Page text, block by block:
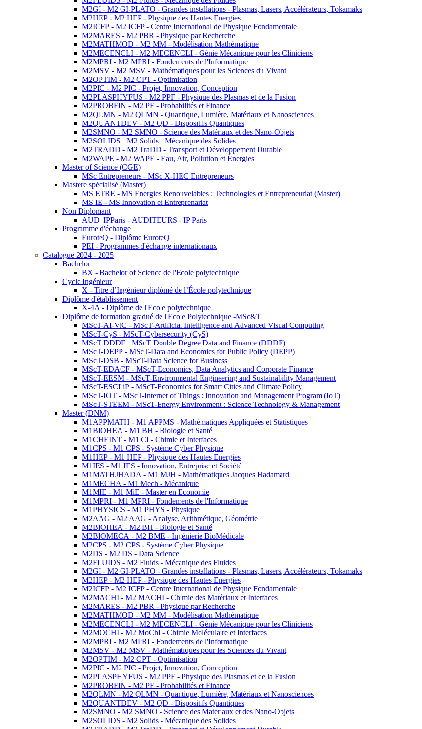
M2GI - M2 GI-PLATO - Grandes installations - Plasmas, Lasers, Accélérateurs, Tokamaks
M2HEP - M2 HEP - Physique des Hautes Energies
M2ICFP - M2 ICFP - Centre International de Physique Fondamentale
M2MARES - M2 PBR - Physique par Recherche
M2MATHMOD - M2 MM - Modélisation Mathématique
M2MECENCLI - M2 MECENCLI - Génie Mécanique pour les Cliniciens
M2MPRI - M2 MPRI - Fondements de l'Informatique
M2MSV - M2 MSV - Mathématiques pour les Sciences du Vivant
M2OPTIM - M2 OPT - Optimisation
M2PIC - M2 PIC - Projet, Innovation, Conception
M2PLASPHYFUS - M2 PPF - Physique des Plasmas et de la Fusion
M2PROBFIN - M2 PF - Probabilités et Finance
M2QLMN - M2 QLMN - Quantique, Lumière, Matériaux et Nanosciences
M2QUANTDEV - M2 QD - Dispositifs Quantiques
M2SMNO - M2 SMNO - Science des Matériaux et des Nano-Objets
M2SOLIDS - M2 Solids - Mécanique des Solides
M2TRADD - M2 TraDD - Transport et Développement Durable
M2WAPE - M2 WAPE - Eau, Air, Pollution et Énergies
Master of Science (CGE)
MSc Entrepreneurs - MSc X-HEC Entrepreneurs
Mastère spécialisé (Master)
MS ETRE - MS Energies Renouvelables : Technologies et Entrepreneuriat (Master)
MS IE - MS Innovation et Entreprenariat
Non Diplomant
AUD_IPParis - AUDITEURS - IP Paris
Programme d'échange
EuroteQ - Diplôme EuroteQ
PEI - Programmes d'échange internationaux
Catalogue 2024 - 2025
Bachelor
BX - Bachelor of Science de l'Ecole polytechnique
Cycle Ingénieur
X - Titre d’Ingénieur diplômé de l’École polytechnique
Diplôme d'établissement
X-4A - Diplôme de l'Ecole polytechnique
Diplôme de formation gradué de l'Ecole Polytechnique -MSc&T
MScT-AI-ViC - MScT-Artificial Intelligence and Advanced Visual Computing
MScT-CyS - MScT-Cybersecurity (CyS)
MScT-DDDF - MScT-Double Degree Data and Finance (DDDF)
MScT-DEPP - MScT-Data and Economics for Public Policy (DEPP)
MScT-DSB - MScT-Data Science for Business
MScT-EDACF - MScT-Economics, Data Analytics and Corporate Finance
MScT-EESM - MScT-Environmental Engineering and Sustainability Management
MScT-ESCLiP - MScT-Economics for Smart Cities and Climate Policy
MScT-IOT - MScT-Internet of Things : Innovation and Management Program (IoT)
MScT-STEEM - MScT-Energy Environment : Science Technology & Management
Master (DNM)
M1APPMATH - M1 APPMS - Mathématiques Appliquées et Statistiques
M1BIOHEA - M1 BH - Biologie et Santé
M1CHEINT - M1 CI - Chimie et Interfaces
M1CPS - M1 CPS - Système Cyber Physique
M1HEP - M1 HEP - Physique des Hautes Energies
M1IES - M1 IES - Innovation, Entreprise et Société
M1MATHJHADA - M1 MJH - Mathématiques Jacques Hadamard
M1MECHA - M1 Mech - Mécanique
M1MIE - M1 MiE - Master en Economie
M1MPRI - M1 MPRI - Fondements de l'Informatique
M1PHYSICS - M1 PHYS - Physique
M2AAG - M2 AAG - Analyse, Arithmétique, Géométrie
M2BIOHEA - M2 BH - Biologie et Santé
M2BIOMECA - M2 BME - Ingénierie BioMédicale
M2CPS - M2 CPS - Système Cyber Physique
M2DS - M2 DS - Data Science
M2FLUIDS - M2 Fluids - Mécanique des Fluides
M2GI - M2 GI-PLATO - Grandes installations - Plasmas, Lasers, Accélérateurs, Tokamaks
M2HEP - M2 HEP - Physique des Hautes Energies
M2ICFP - M2 ICFP - Centre International de Physique Fondamentale
M2MACHI - M2 MACHI - Chimie des Matériaux et Interfaces
M2MARES - M2 PBR - Physique par Recherche
M2MATHMOD - M2 MM - Modélisation Mathématique
M2MECENCLI - M2 MECENCLI - Génie Mécanique pour les Cliniciens
M2MOCHI - M2 MoChI - Chimie Moléculaire et Interfaces
M2MPRI - M2 MPRI - Fondements de l'Informatique
M2MSV - M2 MSV - Mathématiques pour les Sciences du Vivant
M2OPTIM - M2 OPT - Optimisation
M2PIC - M2 PIC - Projet, Innovation, Conception
M2PLASPHYFUS - M2 PPF - Physique des Plasmas et de la Fusion
M2PROBFIN - M2 PF - Probabilités et Finance
M2QLMN - M2 QLMN - Quantique, Lumière, Matériaux et Nanosciences
M2QUANTDEV - M2 QD - Dispositifs Quantiques
M2SMNO - M2 SMNO - Science des Matériaux et des Nano-Objets
M2SOLIDS - M2 Solids - Mécanique des Solides